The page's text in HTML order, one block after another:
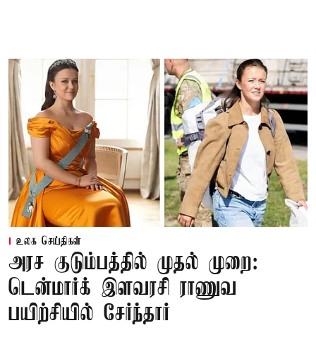
உலக செய்திகள்
அரச குடும்பத்தில் முதல் முறை:
டென்மார்க் இளவரசி ராணுவ
பயிற்சியில் சேர்ந்தார்